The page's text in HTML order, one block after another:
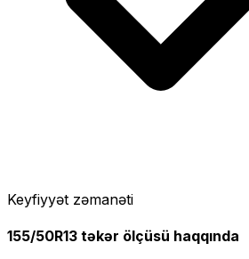
Keyfiyyət zəmanəti
155/50R13 təkər ölçüsü haqqında